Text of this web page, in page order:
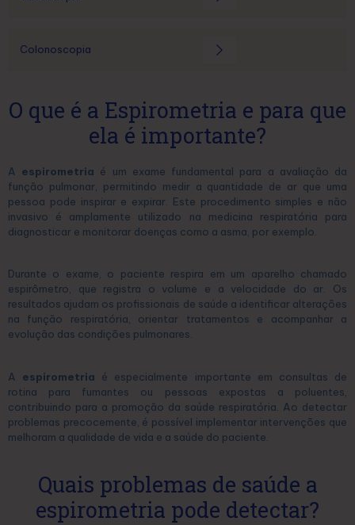
Colonoscopia
O que é a Espirometria e para que
ela é importante?
A espirometria é um exame fundamental para a avaliação da
função pulmonar, permitindo medir a quantidade de ar que uma
pessoa pode inspirar e expirar. Este procedimento simples e não
invasivo é amplamente utilizado na medicina respiratória para
diagnosticar e monitorar doenças como a asma, por exemplo.
Durante o exame, o paciente respira em um aparelho chamado
espirômetro, que registra o volume e a velocidade do ar. Os
resultados ajudam os profissionais de saúde a identificar alterações
na função respiratória, orientar tratamentos e acompanhar a
evolução das condições pulmonares.
A espirometria é especialmente importante em consultas de
rotina para fumantes ou pessoas expostas a poluentes,
contribuindo para a promoção da saúde respiratória. Ao detectar
problemas precocemente, é possível implementar intervenções que
melhoram a qualidade de vida e a saúde do paciente.
Quais problemas de saúde a
espirometria pode detectar?